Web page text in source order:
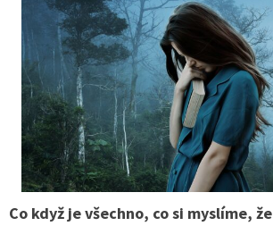
Co když je všechno, co si myslíme,